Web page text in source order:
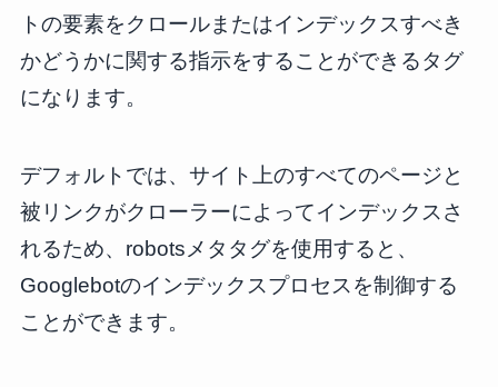
トの要素をクロールまたはインデックスすべき
かどうかに関する指示をすることができるタグ
になります。
デフォルトでは、サイト上のすべてのページと
被リンクがクローラーによってインデックスさ
れるため、robotsメタタグを使用すると、
Googlebotのインデックスプロセスを制御する
ことができます。